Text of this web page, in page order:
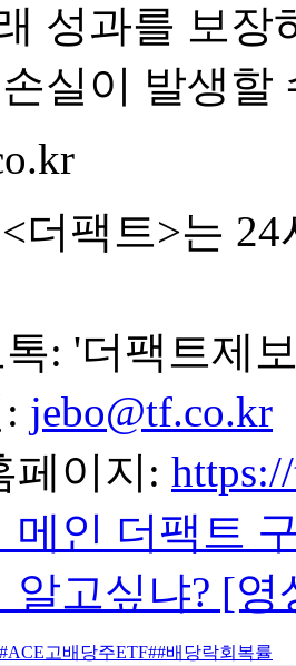
성과를 보장
실이 발생할
더팩트>는
톡: '더팩트제
jebo@tf.co.kr
페이지:
메인 더팩트
알고싶냐? [
#ACE고배당주ETF##배당락회복률